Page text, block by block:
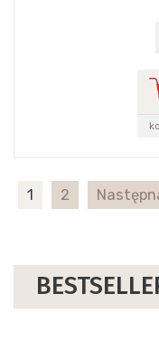
1 2